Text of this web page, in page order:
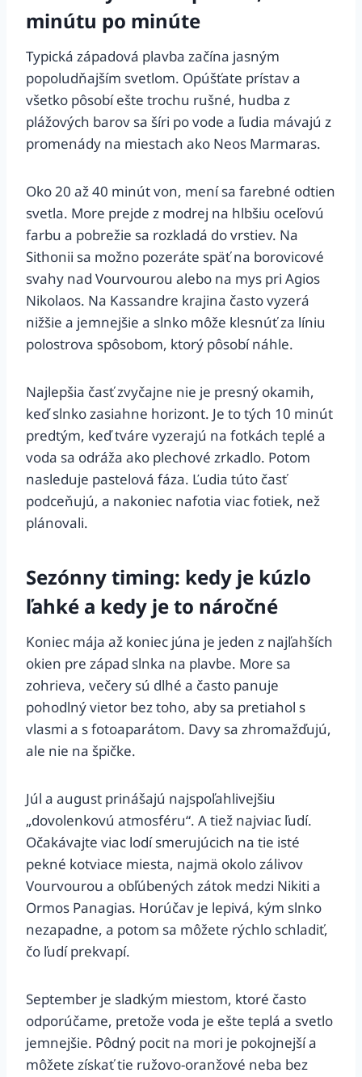
minútu po minúte
Typická západová plavba začína jasným
popoludňajším svetlom. Opúšťate prístav a
všetko pôsobí ešte trochu rušné, hudba z
plážových barov sa šíri po vode a ľudia mávajú z
promenády na miestach ako Neos Marmaras.
Oko 20 až 40 minút von, mení sa farebné odtien
svetla. More prejde z modrej na hlbšiu oceľovú
farbu a pobrežie sa rozkladá do vrstiev. Na
Sithonii sa možno pozeráte späť na borovicové
svahy nad Vourvourou alebo na mys pri Agios
Nikolaos. Na Kassandre krajina často vyzerá
nižšie a jemnejšie a slnko môže klesnúť za líniu
polostrova spôsobom, ktorý pôsobí náhle.
Najlepšia časť zvyčajne nie je presný okamih,
keď slnko zasiahne horizont. Je to tých 10 minút
predtým, keď tváre vyzerajú na fotkách teplé a
voda sa odráža ako plechové zrkadlo. Potom
nasleduje pastelová fáza. Ľudia túto časť
podceňujú, a nakoniec nafotia viac fotiek, než
plánovali.
Sezónny timing: kedy je kúzlo
ľahké a kedy je to náročné
Koniec mája až koniec júna je jeden z najľahších
okien pre západ slnka na plavbe. More sa
zohrieva, večery sú dlhé a často panuje
pohodlný vietor bez toho, aby sa pretiahol s
vlasmi a s fotoaparátom. Davy sa zhromažďujú,
ale nie na špičke.
Júl a august prinášajú najspoľahlivejšiu
„dovolenkovú atmosféru“. A tiež najviac ľudí.
Očakávajte viac lodí smerujúcich na tie isté
pekné kotviace miesta, najmä okolo zálivov
Vourvourou a obľúbených zátok medzi Nikiti a
Ormos Panagias. Horúčav je lepivá, kým slnko
nezapadne, a potom sa môžete rýchlo schladiť,
čo ľudí prekvapí.
September je sladkým miestom, ktoré často
odporúčame, pretože voda je ešte teplá a svetlo
jemnejšie. Pôdný pocit na mori je pokojnejší a
môžete získať tie ružovo-oranžové neba bez